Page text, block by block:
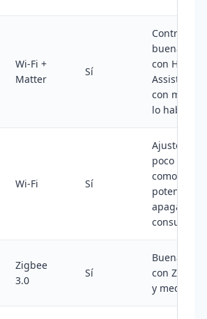
Wi-Fi +
Matter
Sí
Control
buena
con Home
Assistant y
con más
lo habitual
Wi-Fi Sí
Ajustes
poco
como
potencia y
apagado
consumo
Zigbee
3.0
Sí
Buena
con
y medición